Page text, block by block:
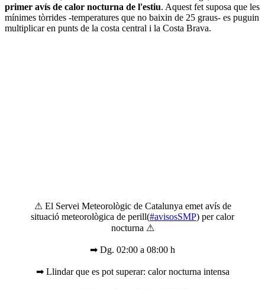
primer avís de calor nocturna de l'estiu. Aquest fet suposa que les
mínimes tòrrides -temperatures que no baixin de 25 graus- es puguin
multiplicar en punts de la costa central i la Costa Brava.
⚠ El Servei Meteorològic de Catalunya emet avís de
situació meteorològica de perill(#avisosSMP) per calor
nocturna ⚠
➡ Dg. 02:00 a 08:00 h
➡ Llindar que es pot superar: calor nocturna intensa